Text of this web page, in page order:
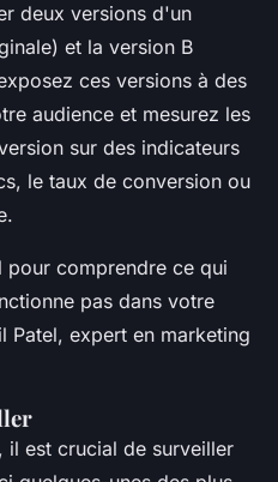
deux versions d'un
et la version B
ces versions à des
audience et mesurez les
sur des indicateurs
le taux de conversion ou
pour comprendre ce qui
pas dans votre
Patel, expert en marketing
il est crucial de surveiller